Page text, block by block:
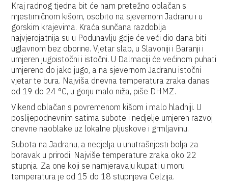
Kraj radnog tjedna bit će nam pretežno oblačan s
mjestimičnom kišom, osobito na sjevernom Jadranu i u
gorskim krajevima. Kraća sunčana razdoblja
najvjerojatnija su u Podunavlju gdje će veći dio dana biti
uglavnom bez oborine. Vjetar slab, u Slavoniji i Baranji i
umjeren jugoistočni i istočni. U Dalmaciji će većinom puhati
umjereno do jako jugo, a na sjevernom Jadranu istočni
vjetar te bura. Najviša dnevna temperatura zraka danas
od 19 do 24 °C, u gorju malo niža, piše DHMZ.
Vikend oblačan s povremenom kišom i malo hladniji. U
poslijepodnevnim satima subote i nedjelje umjeren razvoj
dnevne naoblake uz lokalne pljuskove i grmljavinu.
Subota na Jadranu, a nedjelja u unutrašnjosti bolja za
boravak u prirodi. Najviše temperature zraka oko 22
stupnja. Za one koji se namjeravaju kupati u moru
temperatura je od 15 do 18 stupnjeva Celzija.